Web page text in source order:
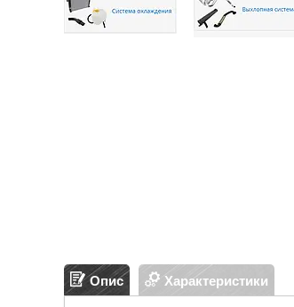
Опис Характеристики